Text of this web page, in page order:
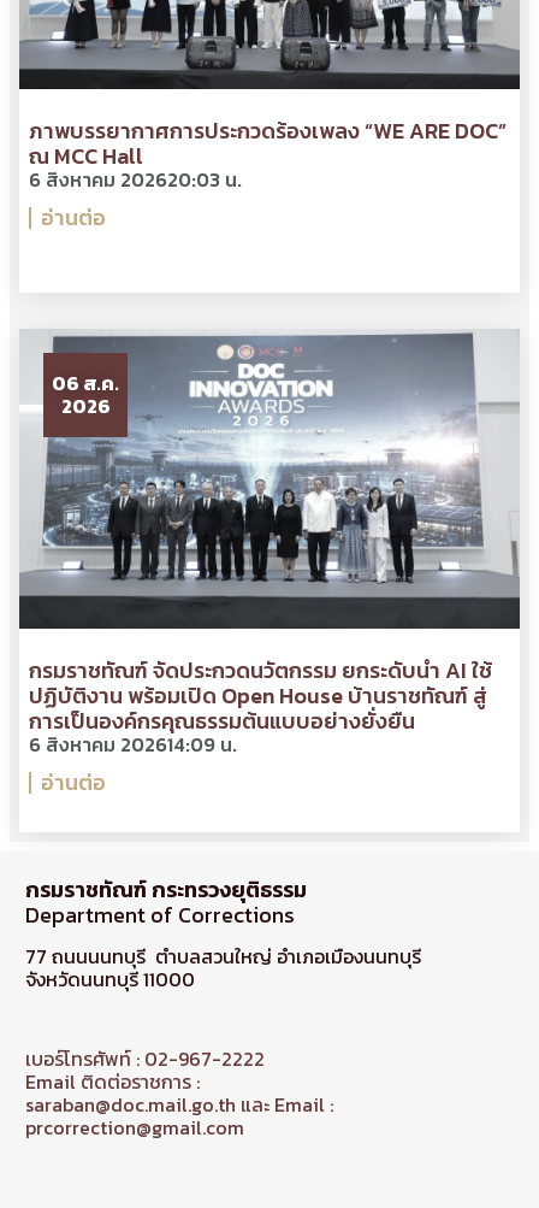
ภาพบรรยากาศการประกวดร้องเพลง “WE ARE DOC”
ณ MCC Hall
6 สิงหาคม 202620:03 น.
อ่านต่อ
06 ส.ค.
2026
กรมราชทัณฑ์ จัดประกวดนวัตกรรม ยกระดับนำ AI ใช้
ปฏิบัติงาน พร้อมเปิด Open House บ้านราชทัณฑ์ สู่
การเป็นองค์กรคุณธรรมต้นแบบอย่างยั่งยืน
6 สิงหาคม 202614:09 น.
อ่านต่อ
กรมราชทัณฑ์ กระทรวงยุติธรรม
Department of Corrections
77 ถนนนนทบุรี ตำบลสวนใหญ่ อำเภอเมืองนนทบุรี
จังหวัดนนทบุรี 11000
เบอร์โทรศัพท์ : 02-967-2222
Email ติดต่อราชการ :
saraban@doc.mail.go.th และ Email :
prcorrection@gmail.com